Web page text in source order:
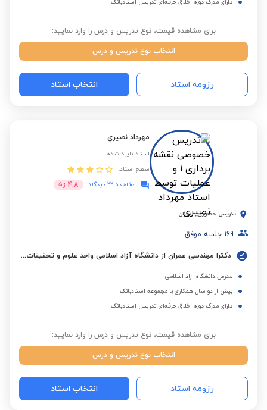
دارای مدرک دوره اخلاق حرفه‌ای تدریس استادبانک
برای مشاهده قیمت، نوع تدریس و درس را وارد نمایید:
انتخاب نوع تدریس و درس
رزومه استاد انتخاب استاد
مهرداد نصیری
استاد تایید شده
سطح استاد:
مشاهده 22 دیدگاه
4.8 از 5
تدریس حضوری - تهران
169 جلسه موفق
دکترا مهندسی عمران از دانشگاه آزاد اسلامی واحد علوم و تحقیقات تهران
مدرس دانشگاه آزاد اسلامی
بیش از دو سال همکاری با مجموعه استادبانک
دارای مدرک دوره اخلاق حرفه‌ای تدریس استادبانک
برای مشاهده قیمت، نوع تدریس و درس را وارد نمایید:
انتخاب نوع تدریس و درس
رزومه استاد انتخاب استاد